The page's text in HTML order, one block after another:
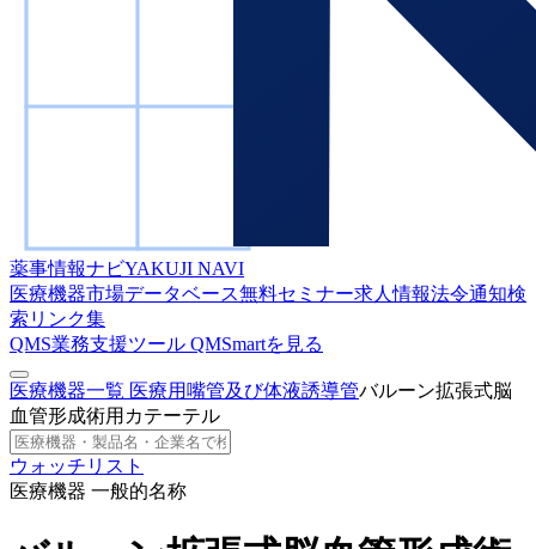
薬事情報ナビYAKUJI NAVI
医療機器市場データベース無料セミナー求人情報法令通知検
索 リンク集
QMS業務支援ツール QMSmartを見る
医療機器一覧 医療用嘴管及び体液誘導管バルーン拡張式脳
血管形成術用カテーテル
ウォッチリスト
医療機器 一般的名称